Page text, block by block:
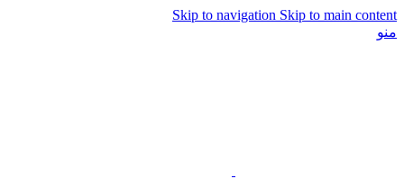
Skip to navigation Skip to main content
منو